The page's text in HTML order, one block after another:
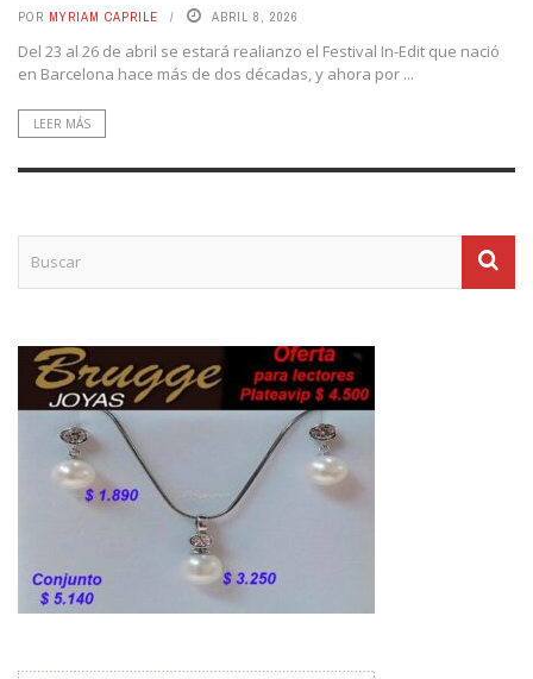
POR MYRIAM CAPRILE ABRIL 8, 2026
Del 23 al 26 de abril se estará realianzo el Festival In-Edit que nació
en Barcelona hace más de dos décadas, y ahora por ...
LEER MÁS